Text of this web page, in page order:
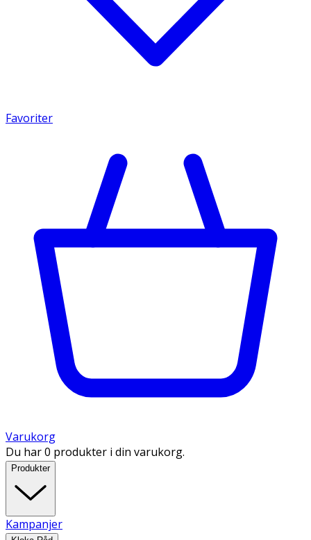
Favoriter
Varukorg
Du har 0 produkter i din varukorg.
Produkter
Kampanjer